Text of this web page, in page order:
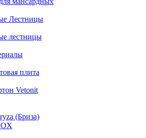
Лестницы
лестницы
плита
Vetonit
(Бриза)